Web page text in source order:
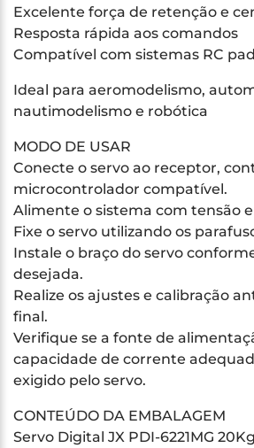
Excelente força de retenção e
Resposta rápida aos comandos
Compatível com sistemas RC
Ideal para aeromodelismo,
nautimodelismo e robótica
MODO DE USAR
Conecte o servo ao receptor,
microcontrolador compatível.
Alimente o sistema com tensão
Fixe o servo utilizando os
Instale o braço do servo
desejada.
Realize os ajustes e calibração
final.
Verifique se a fonte de
capacidade de corrente
exigido pelo servo.
CONTEÚDO DA EMBALAGEM
Servo Digital JX PDI-6221MG 20Kg